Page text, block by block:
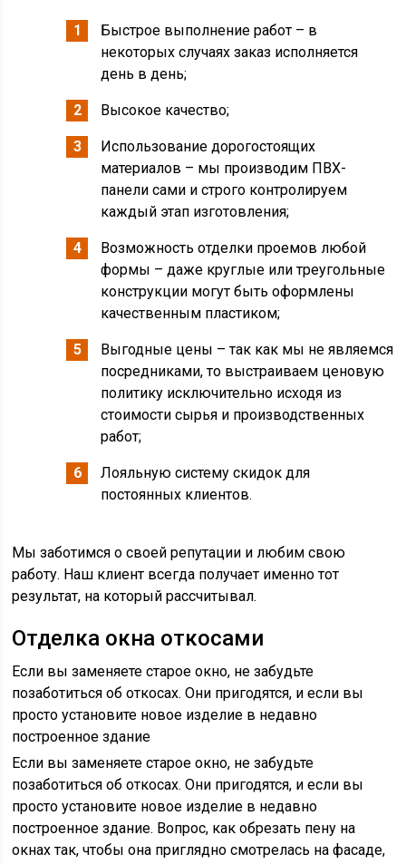
Быстрое выполнение работ – в
некоторых случаях заказ исполняется
день в день;
Высокое качество;
Использование дорогостоящих
материалов – мы производим ПВХ-
панели сами и строго контролируем
каждый этап изготовления;
Возможность отделки проемов любой
формы – даже круглые или треугольные
конструкции могут быть оформлены
качественным пластиком;
Выгодные цены – так как мы не являемся
посредниками, то выстраиваем ценовую
политику исключительно исходя из
стоимости сырья и производственных
работ;
Лояльную систему скидок для
постоянных клиентов.
Мы заботимся о своей репутации и любим свою
работу. Наш клиент всегда получает именно тот
результат, на который рассчитывал.
Отделка окна откосами
Если вы заменяете старое окно, не забудьте
позаботиться об откосах. Они пригодятся, и если вы
просто установите новое изделие в недавно
построенное здание
Если вы заменяете старое окно, не забудьте
позаботиться об откосах. Они пригодятся, и если вы
просто установите новое изделие в недавно
построенное здание. Вопрос, как обрезать пену на
окнах так, чтобы она приглядно смотрелась на фасаде,